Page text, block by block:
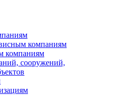
компаниям
компаниям
сооружений,